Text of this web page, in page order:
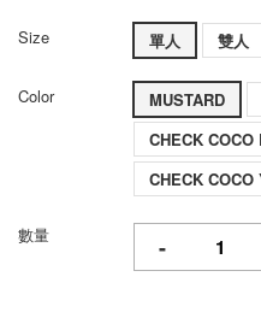
Size 單人 雙人
Color MUSTARD
CHECK COCO
CHECK
數量 -